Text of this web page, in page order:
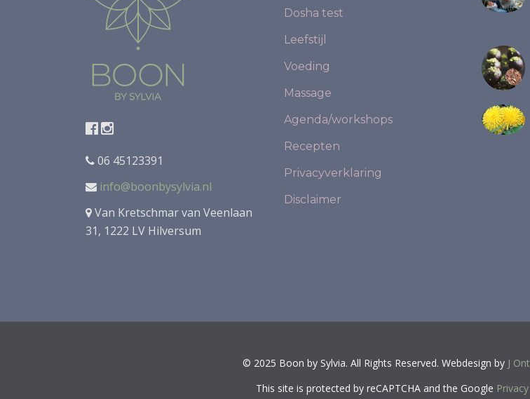
06 45123391
info@boonbysylvia.nl
Van Kretschmar van Veenlaan
31, 1222 LV Hilversum
Dosha test
Leefstijl
Voeding
Massage
Agenda/workshops
Recepten
Privacyverklaring
Disclaimer
© 2025 Boon by Sylvia. All Rights Reserved. Webdesign by J
This site is protected by reCAPTCHA and the Google